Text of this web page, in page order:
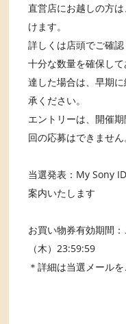
直営店にお越しの方
けます。
詳しくは店頭でご確認
十分な数量を確保し
達した場合は、早期
承ください。
エントリーは、開催
回の応募はできません
当選発表：My Sony
案内いたします
お買い物券有効期間
（木）23:59:59
＊詳細は当選メールを